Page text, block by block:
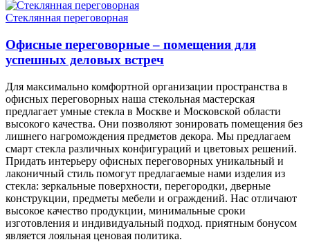
Стеклянная переговорная
Офисные переговорные – помещения для
успешных деловых встреч
Для максимально комфортной организации пространства в
офисных переговорных наша стекольная мастерская
предлагает умные стекла в Москве и Московской области
высокого качества. Они позволяют зонировать помещения без
лишнего нагромождения предметов декора. Мы предлагаем
смарт стекла различных конфигураций и цветовых решений.
Придать интерьеру офисных переговорных уникальный и
лаконичный стиль помогут предлагаемые нами изделия из
стекла: зеркальные поверхности, перегородки, дверные
конструкции, предметы мебели и ограждений. Нас отличают
высокое качество продукции, минимальные сроки
изготовления и индивидуальный подход. приятным бонусом
является лояльная ценовая политика.